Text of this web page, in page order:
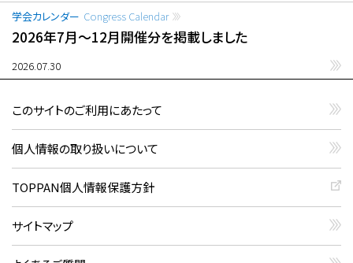
学会カレンダー Congress Calendar
2026年7月〜12月開催分を掲載しました
2026.07.30
このサイトのご利用にあたって
個人情報の取り扱いについて
TOPPAN個人情報保護方針
サイトマップ